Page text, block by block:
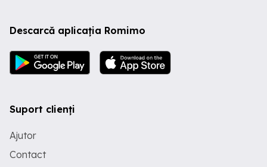
Descarcă aplicația Romimo
Suport clienți
Ajutor
Contact